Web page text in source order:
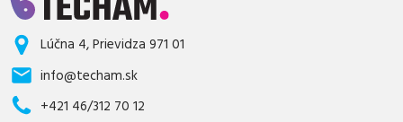
Lúčna 4, Prievidza 971 01
info@techam.sk
+421 46/312 70 12